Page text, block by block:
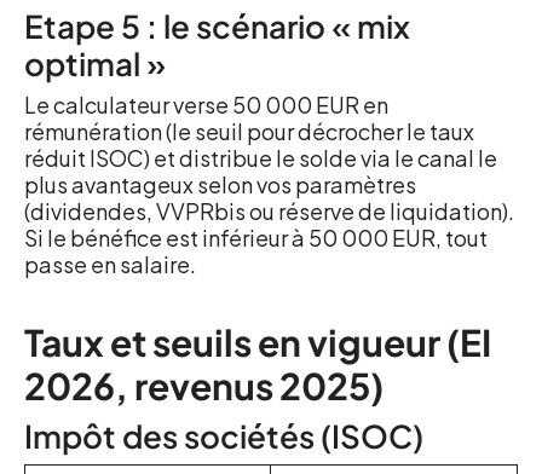
Etape 5 : le scénario « mix
optimal »
Le calculateur verse 50 000 EUR en
rémunération (le seuil pour décrocher le taux
réduit ISOC) et distribue le solde via le canal le
plus avantageux selon vos paramètres
(dividendes, VVPRbis ou réserve de liquidation).
Si le bénéfice est inférieur à 50 000 EUR, tout
passe en salaire.
Taux et seuils en vigueur (EI
2026, revenus 2025)
Impôt des sociétés (ISOC)